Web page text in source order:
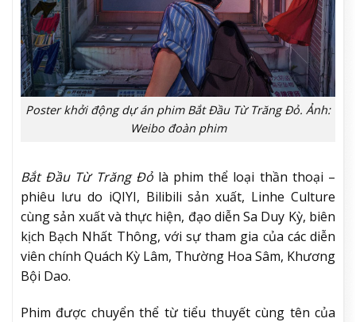
Poster khởi động dự án phim Bắt Đầu Từ Trăng Đỏ. Ảnh:
Weibo đoàn phim
Bắt Đầu Từ Trăng Đỏlà phim thể loại thần thoại –
phiêu lưu do iQIYI, Bilibili sản xuất, Linhe Culture
cùng sản xuất và thực hiện, đạo diễn Sa Duy Kỳ, biên
kịch Bạch Nhất Thông, với sự tham gia của các diễn
viên chính Quách Kỳ Lâm, Thường Hoa Sâm, Khương
Bội Dao.
Phim được chuyển thể từ tiểu thuyết cùng tên của